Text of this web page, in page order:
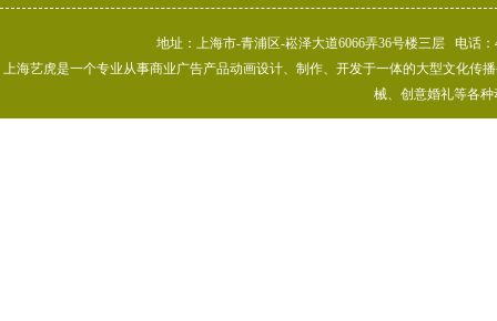
地址：上海市-青浦区-崧泽大道6066弄36号楼三层 电话
上海艺虎是一个专业从事商业广告产品动画设计、制作、开发于一体的大型文化传
械、创意婚礼等各